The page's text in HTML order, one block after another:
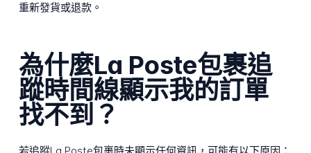
重新發貨或退款。
為什麼La Poste包裹追
蹤時間線顯示我的訂單
找不到？